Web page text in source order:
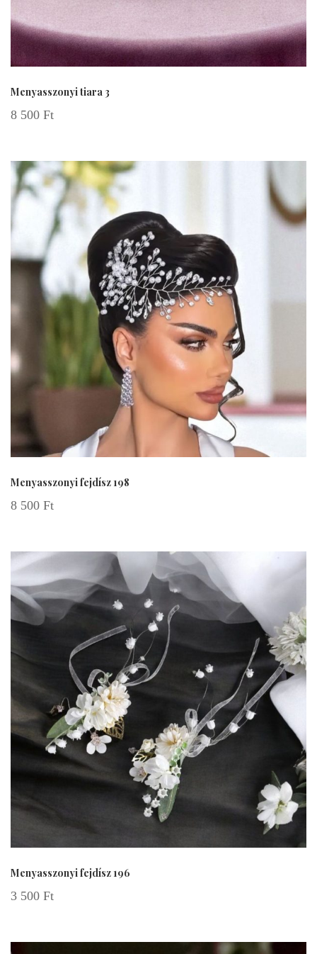
Menyasszonyi tiara 3
8 500 Ft
Menyasszonyi fejdísz 198
8 500 Ft
Menyasszonyi fejdísz 196
3 500 Ft